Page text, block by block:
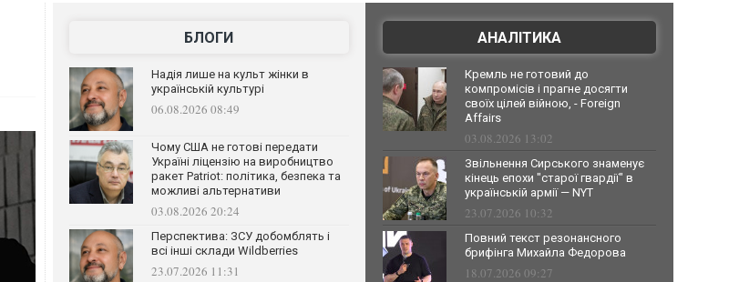
БЛОГИ
Надія лише на культ жінки в
українській культурі
06.08.2026 08:49
Чому США не готові передати
Україні ліцензію на виробництво
ракет Patriot: політика, безпека та
можливі альтернативи
03.08.2026 20:24
Перспектива: ЗСУ добомблять і
всі інші склади Wildberries
23.07.2026 11:31
АНАЛІТИКА
Кремль не готовий до
компромісів і прагне досягти
своїх цілей війною, - Foreign
Affairs
03.08.2026 13:02
Звільнення Сирського знаменує
кінець епохи "старої гвардії" в
українській армії — NYT
23.07.2026 10:32
Повний текст резонансного
брифінга Михайла Федорова
18.07.2026 09:27